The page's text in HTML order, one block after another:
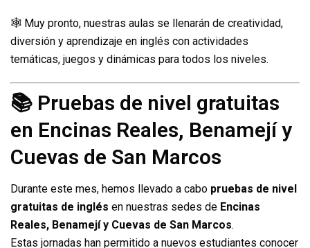
🕸️ Muy pronto, nuestras aulas se llenarán de creatividad,
diversión y aprendizaje en inglés con actividades
temáticas, juegos y dinámicas para todos los niveles.
📚 Pruebas de nivel gratuitas
en Encinas Reales, Benamejí y
Cuevas de San Marcos
Durante este mes, hemos llevado a cabo pruebas de nivel
gratuitas de inglés en nuestras sedes de Encinas
Reales, Benamejí y Cuevas de San Marcos.
Estas jornadas han permitido a nuevos estudiantes conocer